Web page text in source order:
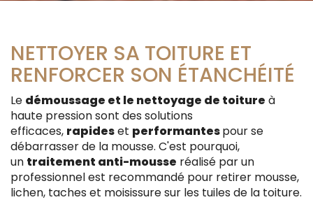
NETTOYER SA TOITURE ET
RENFORCER SON ÉTANCHÉITÉ
Le démoussage et le nettoyage de toiture à
haute pression sont des solutions
efficaces, rapideset performantespour se
débarrasser de la mousse. C'est pourquoi,
un traitement anti-mousse réalisé par un
professionnel est recommandé pour retirer mousse,
lichen, taches et moisissure sur les tuiles de la toiture.